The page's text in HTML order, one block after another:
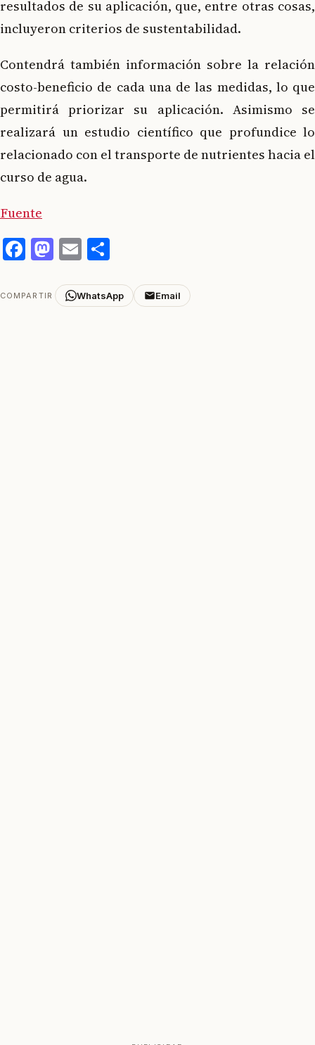
resultados de su aplicación, que, entre otras cosas,
incluyeron criterios de sustentabilidad.
Contendrá también información sobre la relación
costo-beneficio de cada una de las medidas, lo que
permitirá priorizar su aplicación. Asimismo se
realizará un estudio científico que profundice lo
relacionado con el transporte de nutrientes hacia el
curso de agua.
Fuente
Facebook
Mastodon
Email
COMPARTIR WhatsApp Email